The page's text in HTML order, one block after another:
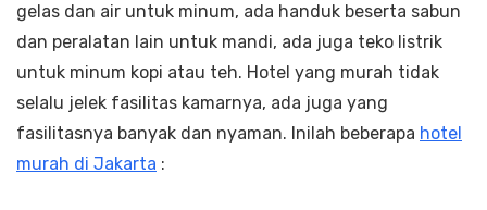
gelas dan air untuk minum, ada handuk beserta sabun
dan peralatan lain untuk mandi, ada juga teko listrik
untuk minum kopi atau teh. Hotel yang murah tidak
selalu jelek fasilitas kamarnya, ada juga yang
fasilitasnya banyak dan nyaman. Inilah beberapa hotel
murah di Jakarta :